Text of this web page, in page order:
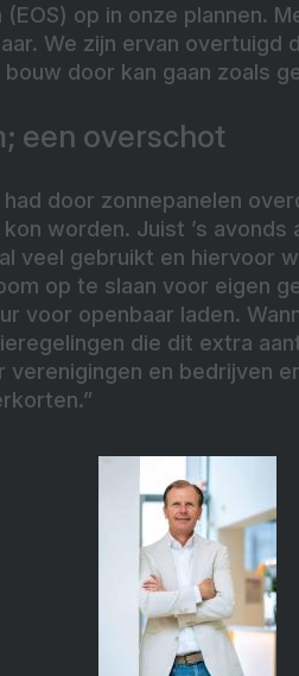
op in onze plannen.
We zijn ervan overtuigd
door kan gaan zoals
een overschot
door zonnepanelen
worden. Juist ’s avonds
veel gebruikt en hiervoor
op te slaan voor eigen
voor openbaar laden.
die dit extra
verenigingen en bedrijven